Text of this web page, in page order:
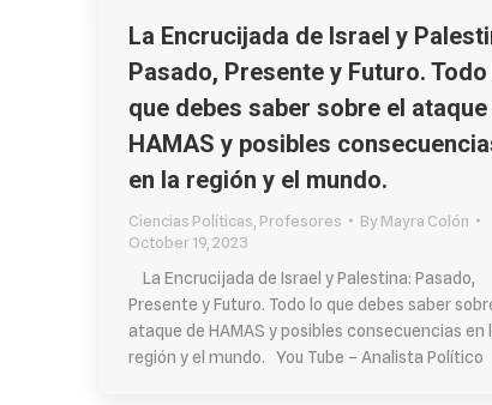
La Encrucijada de Israel y
Pasado, Presente y Futuro. Todo
que debes saber sobre el
HAMAS y posibles
en la región y el mundo.
Ciencias Políticas Profesores ByMayra Colón
October 19, 2023
La Encrucijada de Israel y Palestina: Pasado,
Presente y Futuro. Todo lo que debes saber
ataque de HAMAS y posibles consecuencias en
región y el mundo. You Tube – Analista Político